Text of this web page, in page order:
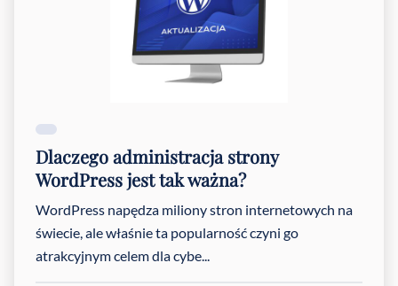
Dlaczego administracja strony
WordPress jest tak ważna?
WordPress napędza miliony stron internetowych na
świecie, ale właśnie ta popularność czyni go
atrakcyjnym celem dla cybe...